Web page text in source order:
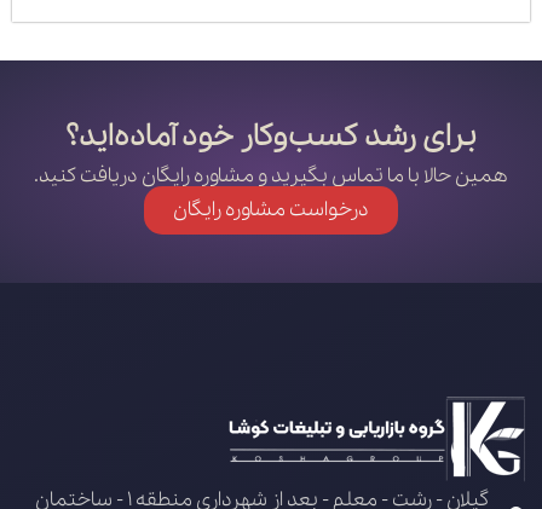
برای رشد کسب‌وکار خود آماده‌اید؟
همین حالا با ما تماس بگیرید و مشاوره رایگان دریافت کنید.
درخواست مشاوره رایگان
گیلان - رشت - معلم - بعد از شهرداری منطقه 1 - ساختمان